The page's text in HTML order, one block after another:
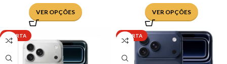
VER OPÇÕES VER OPÇÕES
OFERTA OFERTA